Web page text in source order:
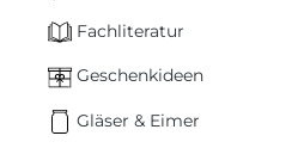
Fachliteratur
Geschenkideen
Gläser & Eimer